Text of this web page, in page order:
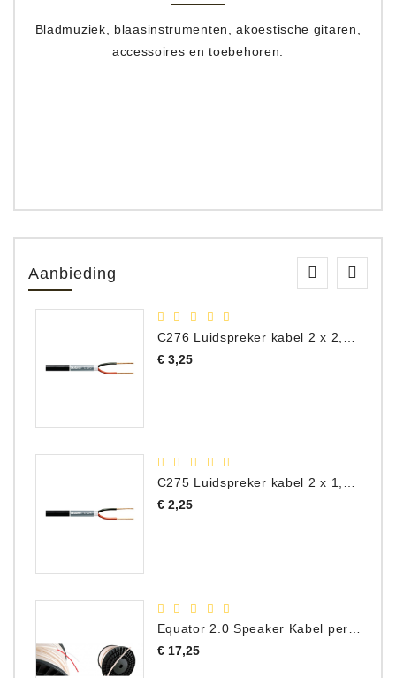
Bladmuziek, blaasinstrumenten, akoestische gitaren,
accessoires en toebehoren.
Aanbieding
€ 3,25Prijs
C275 Luidspreker kabel 2 x 1,50 mm² (Per Meter)
€ 2,25Prijs
€ 17,25Prijs